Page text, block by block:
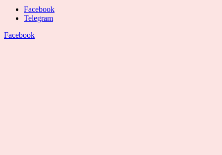
Facebook
Telegram
Facebook